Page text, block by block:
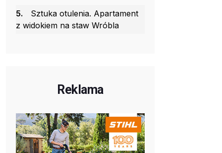
5.
Sztuka otulenia. Apartament
z widokiem na staw Wróbla
Reklama